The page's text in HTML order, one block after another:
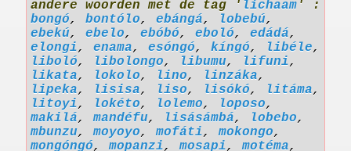
andere woorden met de tag ' lichaam ' :
bongó, bontólo, ebángá, lobebú,
ebekú, ebelo, ebóbó, eboló, edádá,
elongi, enama, esóngó, kíngó, libéle,
liboló, libolongo, libumu, lifuni,
likata, lokolo, lino, linzáka,
lipeka, lisisa, liso, lisókó, litáma,
litoyi, lokéto, lolemo, loposo,
makilá,mandéfu, lisásámbá, lobebo,
mbunzu,moyoyo,mofáti,mokongo,
mongóngó,mopanzi,mosapi,motéma,